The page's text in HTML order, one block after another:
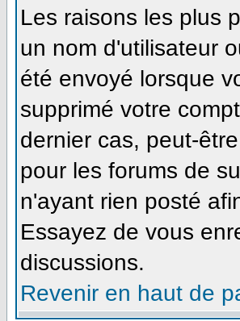
Les raisons les plus
un nom d'utilisateur
été envoyé lorsque
supprimé votre
dernier cas, peut-
pour les forums de
n'ayant rien posté
Essayez de vous
discussions.
Revenir en haut de